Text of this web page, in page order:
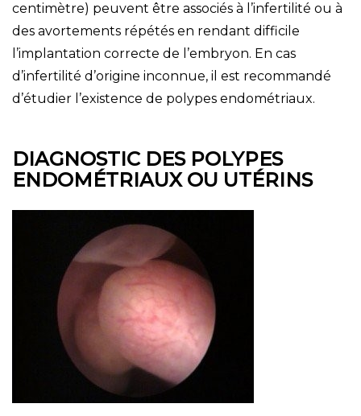
centimètre) peuvent être associés à l’infertilité ou à
des avortements répétés en rendant difficile
l’implantation correcte de l’embryon. En cas
d’infertilité d’origine inconnue, il est recommandé
d’étudier l’existence de polypes endométriaux.
DIAGNOSTIC DES POLYPES
ENDOMÉTRIAUX OU UTÉRINS